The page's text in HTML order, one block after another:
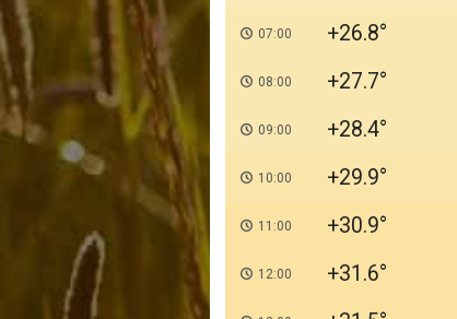
07:00 +26.8
08:00 +27.7
09:00 +28.4
10:00 +29.9
11:00 +30.9
12:00 +31.6